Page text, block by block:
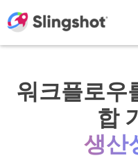
워크플로우
합
생산